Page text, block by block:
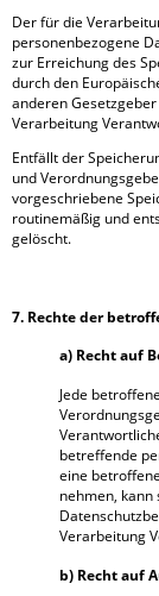
Der für die
personenbezogene
zur Erreichung des
durch den
anderen
Verarbeitung
Entfällt der
und
vorgeschriebene
routinemäßig und
gelöscht.
7. Rechte der
a) Recht auf
Jede
betreffende
eine
nehmen,
Verarbeitung
b) Recht auf